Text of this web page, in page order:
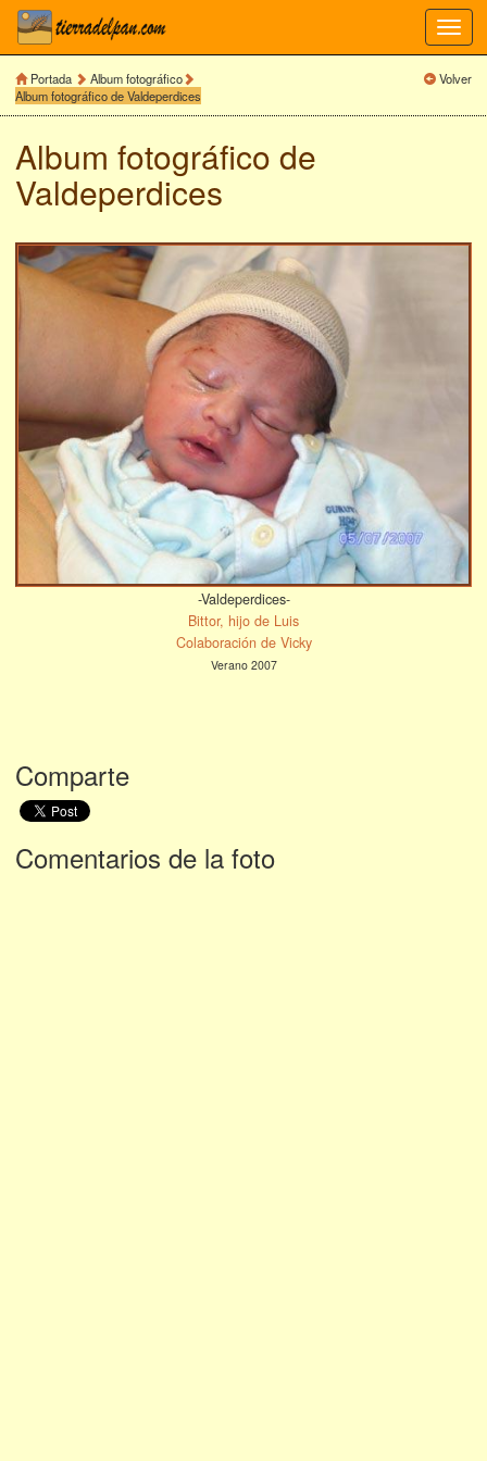
Portada
Album fotográfico
Album fotográfico de Valdeperdices
Volver
Album fotográfico de
Valdeperdices
-Valdeperdices-
Bittor, hijo de Luis
Colaboración de Vicky
Verano 2007
Comparte
Comentarios de la foto